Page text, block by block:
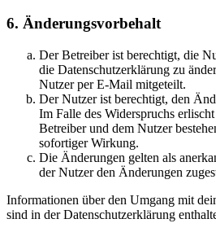
6. Änderungsvorbehalt
Der Betreiber ist berechtigt, die
die Datenschutzerklärung zu
Nutzer per E-Mail mitgeteilt.
Der Nutzer ist berechtigt, den
Im Falle des Widerspruchs
Betreiber und dem Nutzer
sofortiger Wirkung.
Die Änderungen gelten als
der Nutzer den Änderungen
Informationen über den Umgang mit
sind in der Datenschutzerklärung